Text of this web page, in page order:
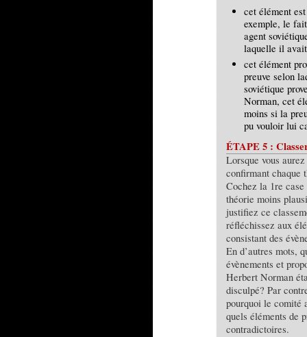
cet élément
exemple, le
agent
laquelle il
cet élément
preuve selon
soviétique
Norman, cet
moins si la
pu vouloir lui
ÉTAPE 5 :
Lorsque vous
confirmant chaque
Cochez la 1re
théorie moins
justifiez ce
réfléchissez aux
consistant des
En d’autres mots,
évènements et
Herbert Norman
disculpé? Par
pourquoi le comité
quels éléments de
contradictoires.